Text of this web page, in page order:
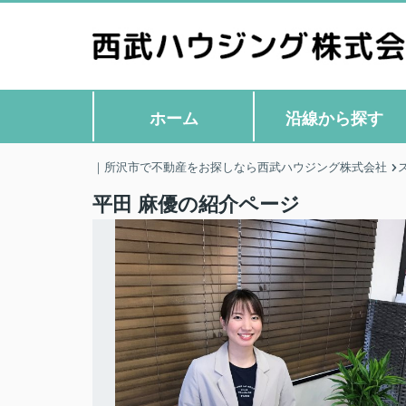
ホーム 沿線から探す
｜所沢市で不動産をお探しなら西武ハウジング株式会社
平田 麻優の紹介ページ